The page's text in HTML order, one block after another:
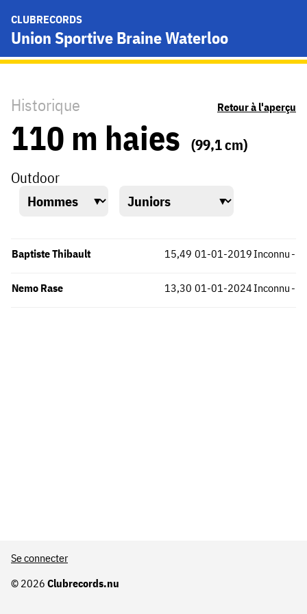
CLUBRECORDS
Union Sportive Braine Waterloo
Historique Retour à l'aperçu
110 m haies
(99,1 cm)
Outdoor
Baptiste Thibault Inconnu
15,49 -
01-01-2019
Nemo Rase Inconnu
13,30 -
01-01-2024
© 2026 Clubrecords.nu
Se connecter